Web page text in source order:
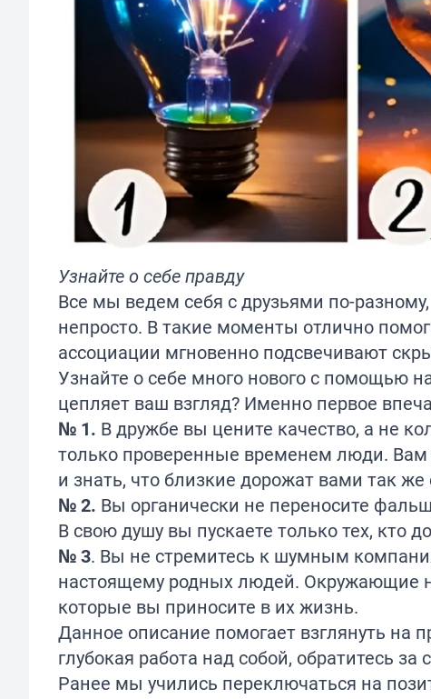
Узнайте о себе правду
Все мы ведем себя с друзьями по-
непросто. В такие моменты отлично
ассоциации мгновенно подсвечивают
Узнайте о себе много нового с помощью
цепляет ваш взгляд? Именно первое
№ 1. В дружбе вы цените качество, а не
только проверенные временем люди. Вам
и знать, что близкие дорожат вами так
№ 2. Вы органически не переносите
В свою душу вы пускаете только тех, кто
№ 3. Вы не стремитесь к шумным
настоящему родных людей. Окружающие
которые вы приносите в их жизнь.
Данное описание помогает взглянуть на
глубокая работа над собой, обратитесь
Ранее мы учились переключаться на